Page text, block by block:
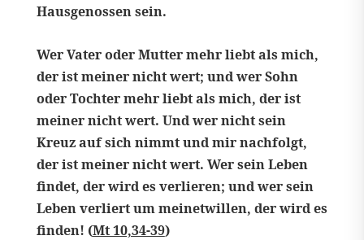
Hausgenossen sein.
Wer Vater oder Mutter mehr liebt als mich,
der ist meiner nicht wert; und wer Sohn
oder Tochter mehr liebt als mich, der ist
meiner nicht wert. Und wer nicht sein
Kreuz auf sich nimmt und mir nachfolgt,
der ist meiner nicht wert. Wer sein Leben
findet, der wird es verlieren; und wer sein
Leben verliert um meinetwillen, der wird es
finden! (Mt 10,34-39)